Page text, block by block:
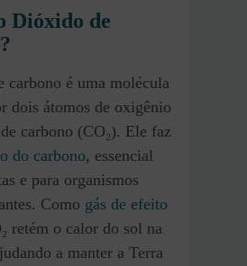
Dióxido de
carbono é uma molécula
dois átomos de oxigênio
carbono (CO₂). Ele faz
do carbono, essencial
e para organismos
Como gás de efeito
retém o calor do sol na
a manter a Terra